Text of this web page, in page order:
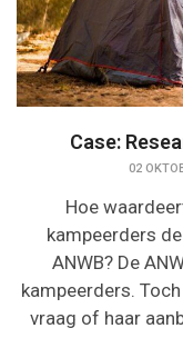
Case:
02
Hoe
kampeerders
ANWB? De
kampeerders.
vraag of haar